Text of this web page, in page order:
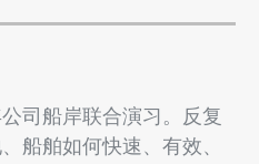
司船岸联合演习。反复
船舶如何快速、有效、